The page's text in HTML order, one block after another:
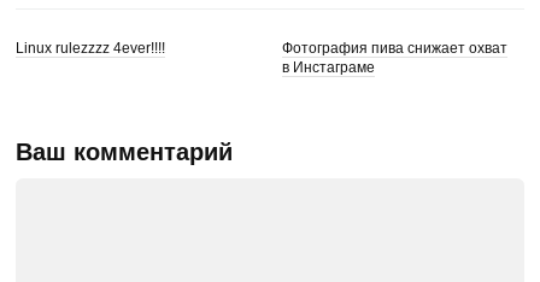
Linux rulezzzz 4ever!!!!
Фотография пива снижает охват
в Инстаграме
Ваш комментарий